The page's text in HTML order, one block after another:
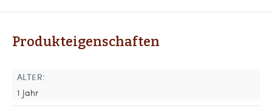
Produkteigenschaften
ALTER:
1 Jahr